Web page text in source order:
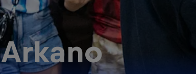
Arkano